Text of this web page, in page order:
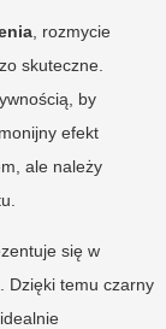
, rozmycie
skuteczne.
by
efekt
ale należy
się w
. Dzięki temu czarny